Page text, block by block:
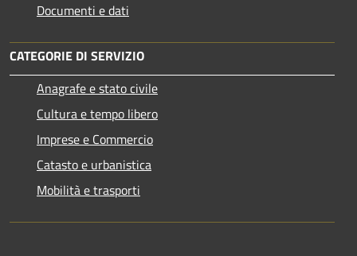
Documenti e dati
CATEGORIE DI SERVIZIO
Anagrafe e stato civile
Cultura e tempo libero
Imprese e Commercio
Catasto e urbanistica
Mobilità e trasporti